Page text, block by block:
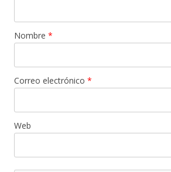
Nombre *
Correo electrónico *
Web